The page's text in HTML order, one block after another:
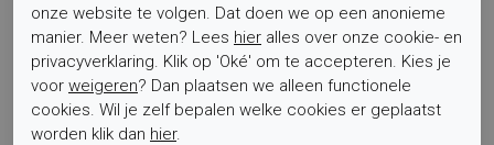
Voor welke voetbreedte is de schoen geschikt? De
pasvorm is normaal en prettig voor een gemiddelde
voetbreedte. Twijfel je, dan helpen wij graag met maat en
pasadvies.
onze website te volgen. Dat doen we op een anonieme
manier. Meer weten? Lees hier alles over onze cookie- en
privacyverklaring. Klik op 'Oké' om te accepteren. Kies je
voor weigeren? Dan plaatsen we alleen functionele
cookies. Wil je zelf bepalen welke cookies er geplaatst
worden klik dan hier.